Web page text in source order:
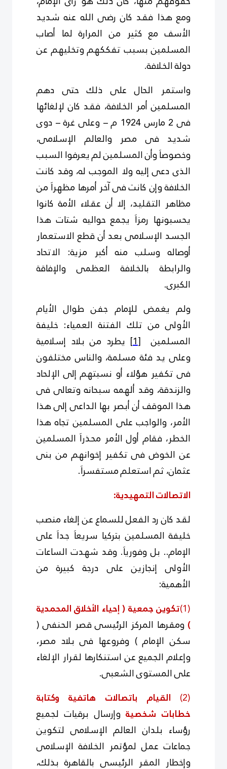
ومع هذا فقد كان رضى الله عنه شديد
الأسف مع كثير من المرارة لما أصاب
المسلمين بسبب تفككهم وتخليهم عن
دولة الخلافة.
واستمر الحال على ذلك حتى دهم
المسلمين أمر الخلافة، فقد كان لإلغائها
فى 2 مارس 1924 م – وعلى غرة – دوى
شديد فى مصر والعالم الإسلامى،
وخصوصاَ وأن المسلمين لم يعرفوا السبب
الذى دعى إليه ولا الموجب له، وقد كانت
الخلافة وإن كانت فى آخر أمرها مظهراَ من
مظاهر التقليد، إلا أن عقلاء الأمة كانوا
يحسبونها رمزاَ يجمع حواليه شتات هذا
الجسد الإسلامى بعد أن قطع الاستعمار
أوصاله وسلب منه أكبر مزية: الاتحاد
والرابطة بالخلافة العظمى والإفاقة
الكبرى.
ولم يغمض للإمام جفن طوال الأيام
الأولى من تلك الفتنة العمياء: خليفة
المسلمين [1]
يطرد من بلاد إسلامية
وعلى يد فئة مسلمة، والناس مختلفون
فى تكفير هؤلاء أو نسبتهم إلى الإلحاد
والزندقة، وقد ألهمه سبحانه وتعالى فى
هذا الموقف أن أبصر بها الداعى إلى هذا
الأمر، والواجب على المسلمين تجاه هذا
الخطر، فقام أول الأمر محذراَ المسلمين
عن الخوض فى تكفير إخوانهم من بنى
عثمان، ثم استعلم مستفسراَ.
الاتصالات التمهيدية:
لقد كان رد الفعل للسماع عن إلغاء منصب
خليفة المسلمين بتركيا سريعاَ جداَ على
الإمام.. بل وفورياَ. وقد شهدت الساعات
الأولى إنجازين على درجة كبيرة من
الأهمية:
(1) تكوين جمعية ( إحياء الأخلاق المحمدية
) ومقرها المركز الرئيسى قصر الحنفى (
سكن الإمام ) وفروعها فى بلاد مصر،
وإعلام الجميع عن استنكارها لقرار الإلغاء
على المستوى الشعبى.
(2)
القيام باتصالات هاتفية وكتابة
خطابات شخصية وإرسال برقيات لجميع
رؤساء بلدان العالم الإسلامى لتكوين
جماعات عمل لمؤتمر الخلافة الإسلامى
وإخطار المقر الرئيسى بالقاهرة بذلك،